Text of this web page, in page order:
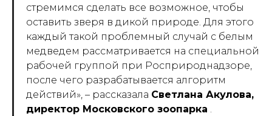
стремимся сделать все возможное, чтобы
оставить зверя в дикой природе. Для этого
каждый такой проблемный случай с белым
медведем рассматривается на специальной
рабочей группой при Росприроднадзоре,
после чего разрабатывается алгоритм
действий», – рассказала Светлана Акулова,
директор Московского зоопарка .